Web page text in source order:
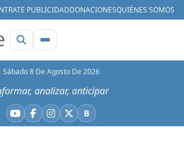
PUBLICIDADDONACIONESQUIÉNES SOMOS
Sábado 8 De Agosto De 2026
analizar, anticipar
YouTube
Facebook
Instagram
X BBluesky